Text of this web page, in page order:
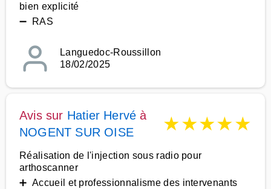
bien explicité
➖ RAS
Languedoc-Roussillon
18/02/2025
Avis sur Hatier Hervé à
NOGENT SUR OISE
★★★★★
Réalisation de l'injection sous radio pour
arthoscanner
➕ Accueil et professionnalisme des intervenants